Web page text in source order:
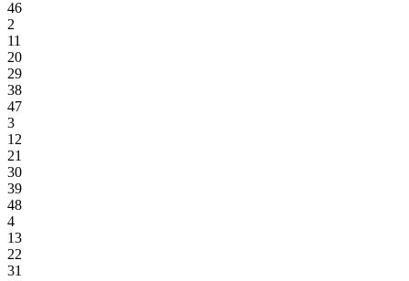
46
2
11
20
29
38
47
3
12
21
30
39
48
4
13
22
31